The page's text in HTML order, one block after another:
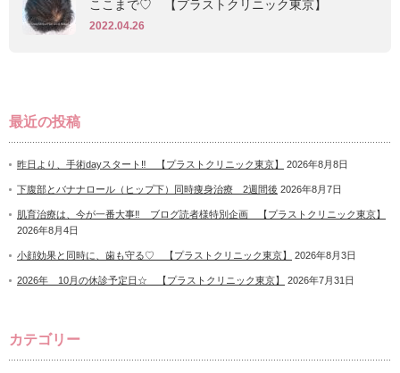
ここまで♡ 【プラストクリニック東京】
2022.04.26
最近の投稿
昨日より、手術dayスタート‼ 【プラストクリニック東京】 2026年8月8日
下腹部とバナナロール（ヒップ下）同時痩身治療 2週間後 2026年8月7日
肌育治療は、今が一番大事‼ ブログ読者様特別企画 【プラストクリニック東京】
2026年8月4日
小顔効果と同時に、歯も守る♡ 【プラストクリニック東京】 2026年8月3日
2026年 10月の休診予定日☆ 【プラストクリニック東京】 2026年7月31日
カテゴリー